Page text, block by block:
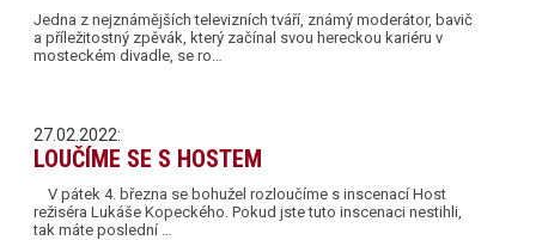
Jedna z nejznámějších televizních tváří, známý moderátor, bavič
a příležitostný zpěvák, který začínal svou hereckou kariéru v
mosteckém divadle, se ro…
27.02.2022:
LOUČÍME SE S HOSTEM
V pátek 4. března se bohužel rozloučíme s inscenací Host
režiséra Lukáše Kopeckého. Pokud jste tuto inscenaci nestihli,
tak máte poslední …